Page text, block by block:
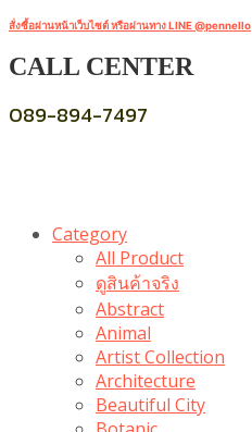
สั่งซื้อผ่านหน้าเว็บไซต์ หรือผ่านทาง LINE @pennello
CALL CENTER
089-894-7497
Category
All Product
ดูสินค้าจริง
Abstract
Animal
Artist Collection
Architecture
Beautiful City